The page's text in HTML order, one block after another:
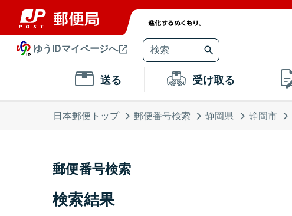
ゆうIDマイページへ
送る 受け取る
日本郵便トップ 郵便番号検索 静岡県 静岡市
郵便番号検索
検索結果